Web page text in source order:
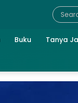
Buku Tanya